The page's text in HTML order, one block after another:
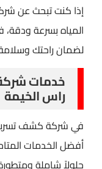
إذا كنت تبحث عن
المياه بسرعة ودقة،
لضمان راحتك
خدمات
راس الخيمة
في شركة كشف
أفضل الخدمات
حلولاً شاملة